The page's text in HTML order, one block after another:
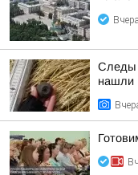
Следы
нашли